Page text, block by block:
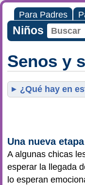
Para Padres
Niños
Senos y
¿Qué hay en
Una nueva
A algunas chicas
esperar la llegada
lo esperan